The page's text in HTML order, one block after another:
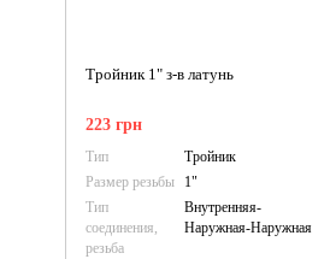
Тройник 1" з-в латунь
223 грн
Тип
Тройник
Размер резьбы
1"
Тип
соединения,
резьба
Внутренняя-
Наружная-Наружная